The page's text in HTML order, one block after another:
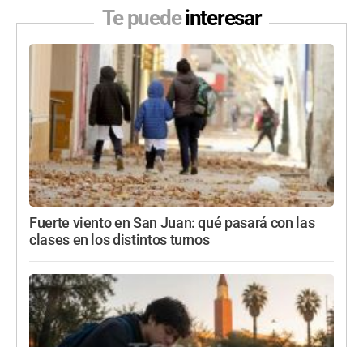
Te puedeinteresar
Fuerte viento en San Juan: qué pasará con las
clases en los distintos turnos